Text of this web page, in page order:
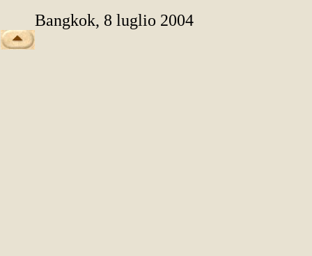
Bangkok, 8 luglio 2004